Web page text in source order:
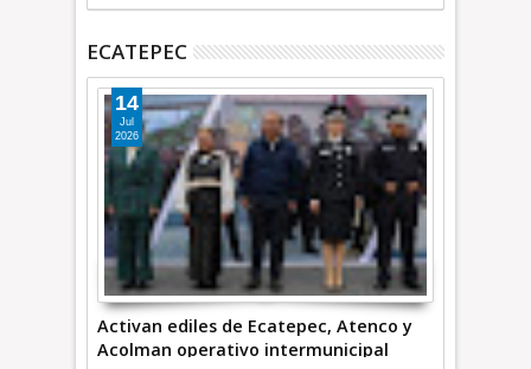
ECATEPEC
Activan ediles de Ecatepec, Atenco y
Acolman operativo intermunicipal
14
Jul
2026